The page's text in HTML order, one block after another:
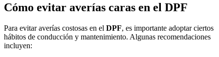
Cómo evitar averías caras en el DPF
Para evitar averías costosas en el DPF, es importante adoptar ciertos
hábitos de conducción y mantenimiento. Algunas recomendaciones
incluyen: